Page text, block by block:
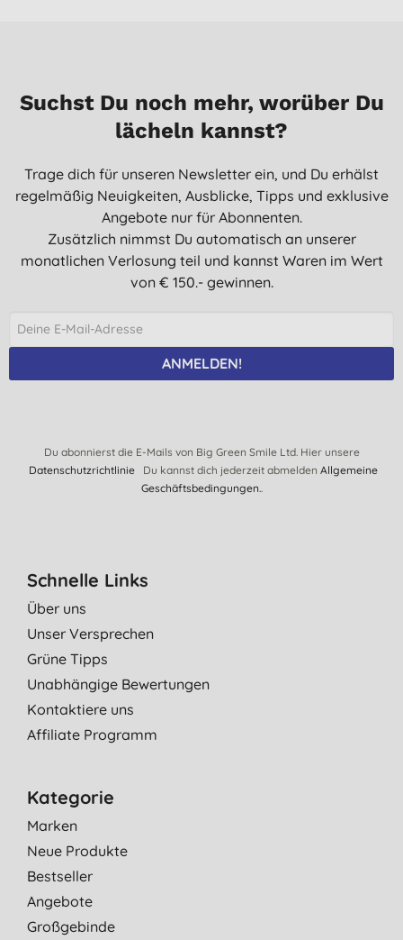
Suchst Du noch mehr, worüber Du
lächeln kannst?
Trage dich für unseren Newsletter ein, und Du erhälst
regelmäßig Neuigkeiten, Ausblicke, Tipps und exklusive
Angebote nur für Abonnenten.
Zusätzlich nimmst Du automatisch an unserer
monatlichen Verlosung teil und kannst Waren im Wert
von € 150.- gewinnen.
ANMELDEN!
Du abonnierst die E-Mails von Big Green Smile Ltd. Hier unsere
DatenschutzrichtlinieDu kannst dich jederzeit abmelden Allgemeine
Geschäftsbedingungen..
Schnelle Links
Über uns
Unser Versprechen
Grüne Tipps
Unabhängige Bewertungen
Kontaktiere uns
Affiliate Programm
Kategorie
Marken
Neue Produkte
Bestseller
Angebote
Großgebinde